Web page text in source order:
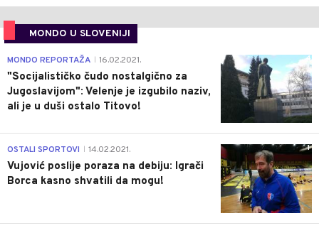
MONDO U SLOVENIJI
4
MONDO REPORTAŽA 16.02.2021.
"Socijalističko čudo nostalgično za
Jugoslavijom": Velenje je izgubilo naziv,
ali je u duši ostalo Titovo!
1
OSTALI SPORTOVI 14.02.2021.
Vujović poslije poraza na debiju: Igrači
Borca kasno shvatili da mogu!